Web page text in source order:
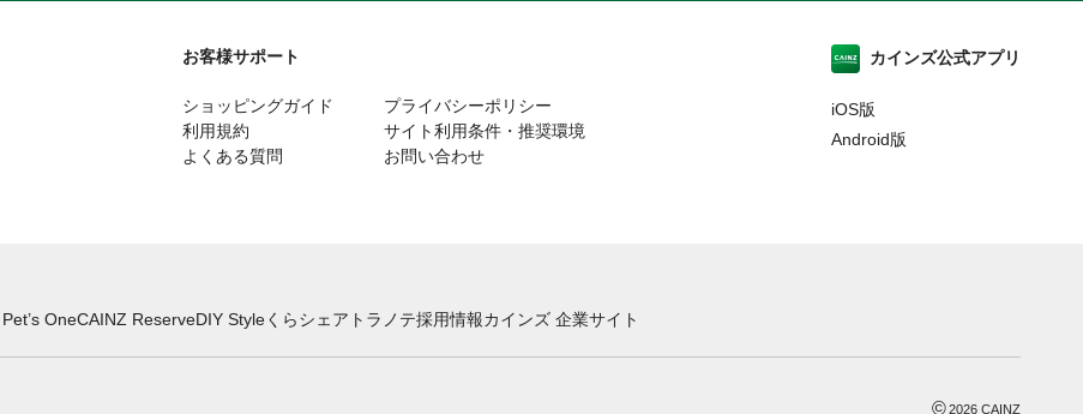
お客様サポート
ショッピングガイド
利用規約
よくある質問
プライバシーポリシー
サイト利用条件・推奨環境
お問い合わせ
カインズ公式アプリ
iOS版
Android版
Pet’s OneCAINZ ReserveDIY Styleくらシェア トラノテ採用情報カインズ 企業サイト
©2026 CAINZ